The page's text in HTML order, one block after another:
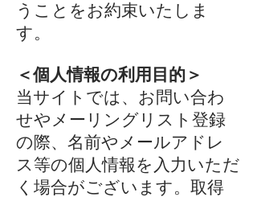
うことをお約束いたしま
す。
＜個人情報の利用目的＞
当サイトでは、お問い合わ
せやメーリングリスト登録
の際、名前やメールアドレ
ス等の個人情報を入力いただ
く場合がございます。取得